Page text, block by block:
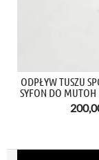
ODPŁYW TUSZU
SYFON DO